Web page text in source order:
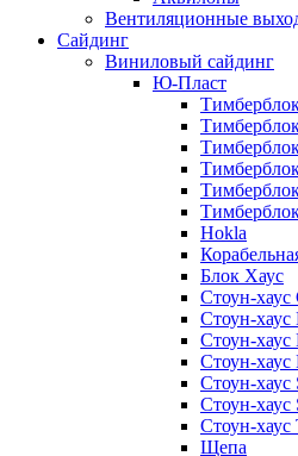
Вентиляционные
Сайдинг
Виниловый сайдинг
Ю-Пласт
Hokla
Блок Хаус
Стоун-хаус
Стоун-хаус
Стоун-
Стоун-хаус
Стоун-
Стоун-
Стоун-
Щепа